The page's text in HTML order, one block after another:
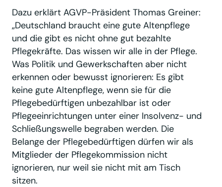
Dazu erklärt AGVP-Präsident Thomas Greiner:
„Deutschland braucht eine gute Altenpflege
und die gibt es nicht ohne gut bezahlte
Pflegekräfte. Das wissen wir alle in der Pflege.
Was Politik und Gewerkschaften aber nicht
erkennen oder bewusst ignorieren: Es gibt
keine gute Altenpflege, wenn sie für die
Pflegebedürftigen unbezahlbar ist oder
Pflegeeinrichtungen unter einer Insolvenz- und
Schließungswelle begraben werden. Die
Belange der Pflegebedürftigen dürfen wir als
Mitglieder der Pflegekommission nicht
ignorieren, nur weil sie nicht mit am Tisch
sitzen.